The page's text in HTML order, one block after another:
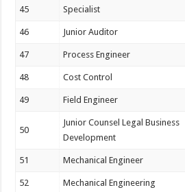
45 Specialist
46 Junior Auditor
47 Process Engineer
48 Cost Control
49 Field Engineer
50
Junior Counsel Legal Business
Development
51 Mechanical Engineer
52 Mechanical Engineering